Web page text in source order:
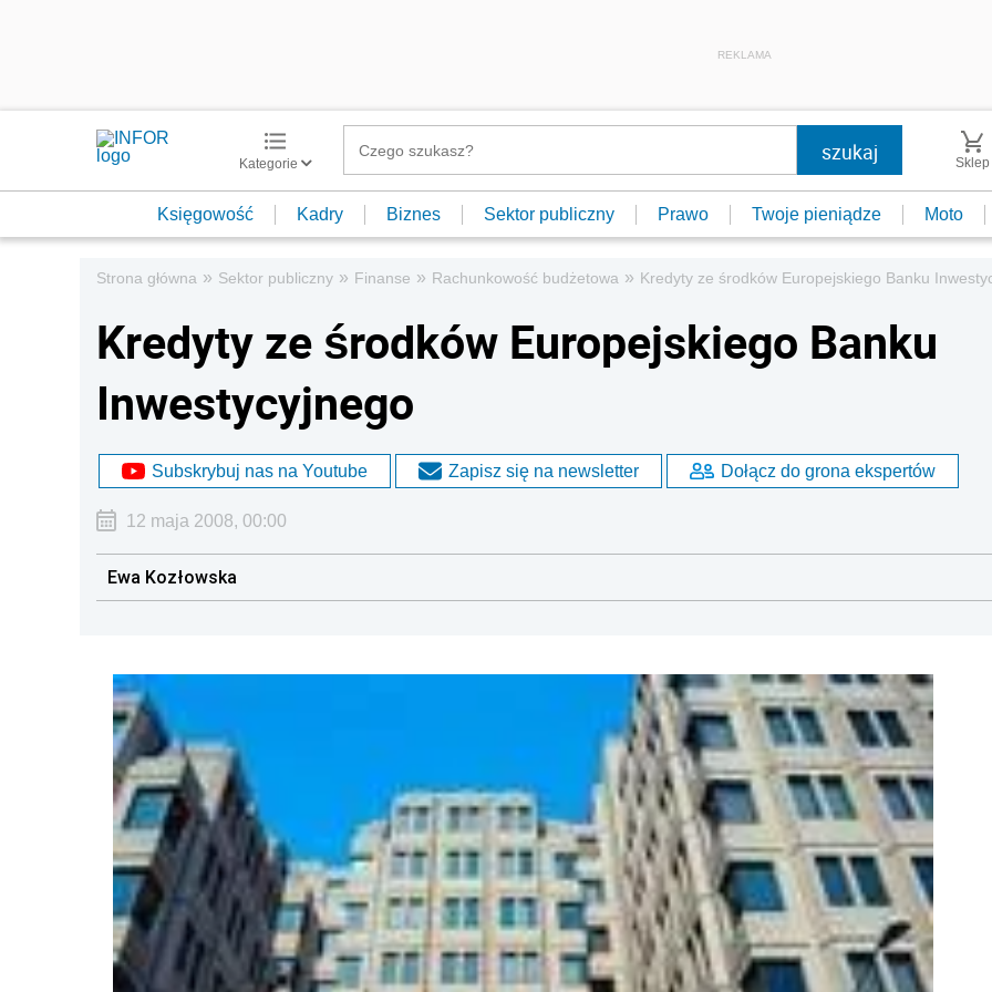
REKLAMA
Kategorie Sklep
Księgowość Kadry Biznes Sektor publiczny Prawo Twoje pieniądze Moto
Strona główna » Sektor publiczny » Finanse » Rachunkowość budżetowa » Kredyty ze środków Europejskiego Banku
Kredyty ze środków Europejskiego Banku
Inwestycyjnego
Subskrybuj nas na Youtube Zapisz się na newsletter Dołącz do grona ekspertów
12 maja 2008, 00:00
Ewa Kozłowska